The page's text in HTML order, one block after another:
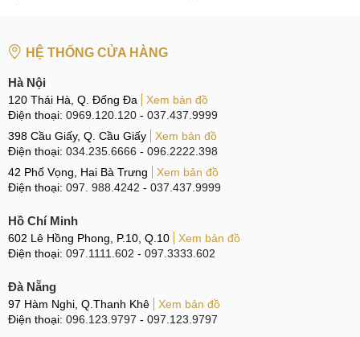
HỆ THỐNG CỬA HÀNG
Hà Nội
120 Thái Hà, Q. Đống Đa
Xem bản đồ
Điện thoại: 0969.120.120 - 037.437.9999
398 Cầu Giấy, Q. Cầu Giấy
Xem bản đồ
Điện thoại: 034.235.6666 - 096.2222.398
42 Phố Vọng, Hai Bà Trưng
Xem bản đồ
Điện thoại: 097. 988.4242 - 037.437.9999
Hồ Chí Minh
602 Lê Hồng Phong, P.10, Q.10
Xem bản đồ
Điện thoại: 097.1111.602 - 097.3333.602
Đà Nẵng
97 Hàm Nghi, Q.Thanh Khê
Xem bản đồ
Điện thoại: 096.123.9797 - 097.123.9797